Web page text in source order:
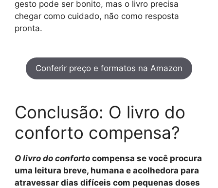
gesto pode ser bonito, mas o livro precisa
chegar como cuidado, não como resposta
pronta.
Conferir preço e formatos na Amazon
Conclusão: O livro do
conforto compensa?
O livro do conforto compensa se você procura
uma leitura breve, humana e acolhedora para
atravessar dias difíceis com pequenas doses